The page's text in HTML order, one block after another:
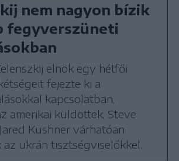
nem nagyon bízik
fegyverszüneti
elnök egy hétfői
fejezte ki a
kapcsolatban,
amerikai küldöttek, Steve
Kushner várhatóan
az ukrán tisztségviselőkkel.